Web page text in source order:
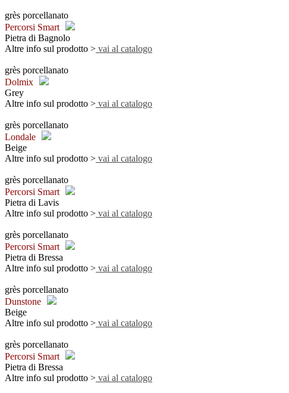
grès porcellanato
Percorsi Smart
Pietra di Bagnolo
Altre info sul prodotto > vai al catalogo
grès porcellanato
Dolmix
Grey
Altre info sul prodotto > vai al catalogo
grès porcellanato
Londale
Beige
Altre info sul prodotto > vai al catalogo
grès porcellanato
Percorsi Smart
Pietra di Lavis
Altre info sul prodotto > vai al catalogo
grès porcellanato
Percorsi Smart
Pietra di Bressa
Altre info sul prodotto > vai al catalogo
grès porcellanato
Dunstone
Beige
Altre info sul prodotto > vai al catalogo
grès porcellanato
Percorsi Smart
Pietra di Bressa
Altre info sul prodotto > vai al catalogo